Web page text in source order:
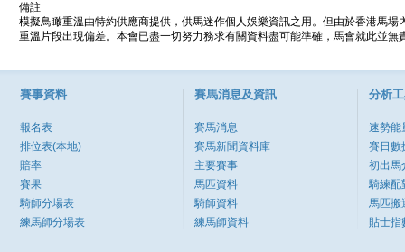
備註
模擬鳥瞰重溫由特約供應商提供，供馬迷作個人娛樂資訊之用。但由於香港馬
重溫片段出現偏差。本會已盡一切努力務求有關資料盡可能準確，馬會就此並
賽事資料
報名表
排位表(本地)
賠率
賽果
騎師分場表
練馬師分場表
賽馬消息及資訊
賽馬消息
賽馬新聞資料庫
主要賽事
馬匹資料
騎師資料
練馬師資料
分析
速勢能
賽日數
初出馬
騎練配
馬匹搬
貼士指